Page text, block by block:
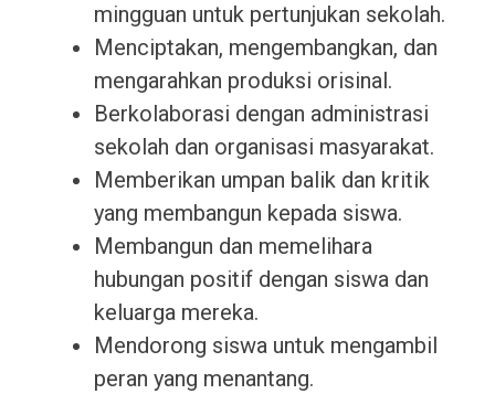
mingguan untuk pertunjukan sekolah.
Menciptakan, mengembangkan, dan
mengarahkan produksi orisinal.
Berkolaborasi dengan administrasi
sekolah dan organisasi masyarakat.
Memberikan umpan balik dan kritik
yang membangun kepada siswa.
Membangun dan memelihara
hubungan positif dengan siswa dan
keluarga mereka.
Mendorong siswa untuk mengambil
peran yang menantang.